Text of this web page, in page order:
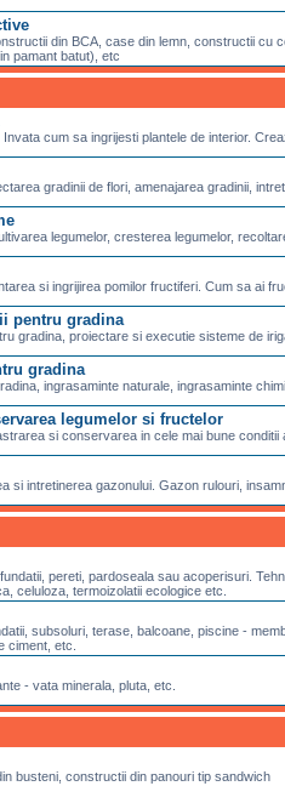
din BCA, case din lemn, constructii cu
pamant batut), etc
cum sa ingrijesti plantele de interior.
gradinii de flori, amenajarea gradinii,
legumelor, cresterea legumelor,
si ingrijirea pomilor fructiferi. Cum sa ai
pentru gradina
gradina, proiectare si executie sisteme de
gradina
ingrasaminte naturale, ingrasaminte
legumelor si fructelor
si conservarea in cele mai bune conditii
si intretinerea gazonului. Gazon rulouri,
pereti, pardoseala sau acoperisuri.
celuloza, termoizolatii ecologice etc.
subsoluri, terase, balcoane, piscine -
ciment, etc.
- vata minerala, pluta, etc.
busteni, constructii din panouri tip sandwich